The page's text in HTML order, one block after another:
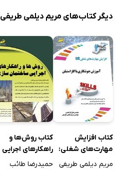
دیگر کتاب‌های مریم دیلمی طریفی
کتاب افزایش
مهارت‌های شغلی:
آموزش جوشکاری با
مریم دیلمی طریفی
کتاب روش‌ها و
راهکارهای اجرایی
ساختمان سازی
حمیدرضا طائب